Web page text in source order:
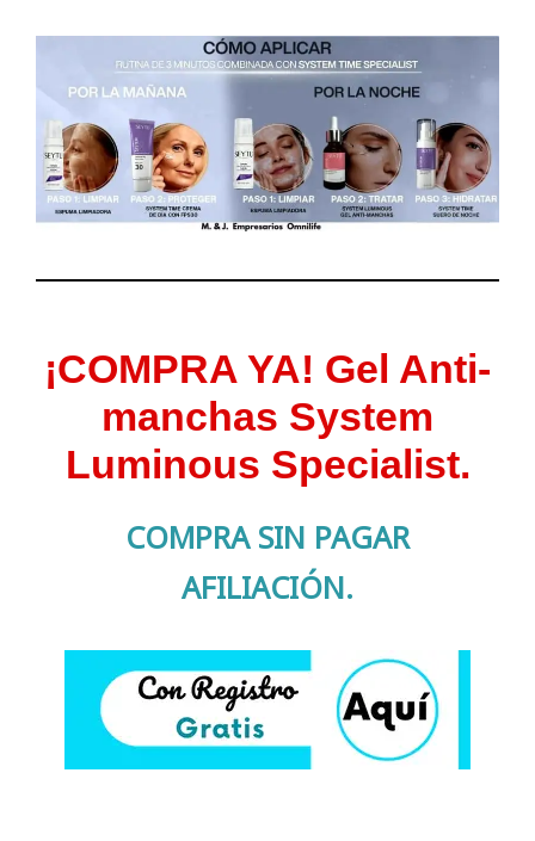
¡COMPRA YA! Gel Anti-
manchas System
Luminous Specialist.
COMPRA SIN PAGAR
AFILIACIÓN.